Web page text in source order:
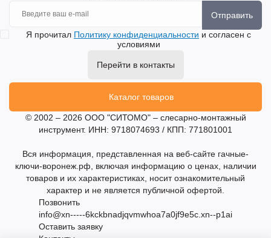
Отправить
Я прочитал Политику конфиденциальности и согласен с
условиями
Перейти в контакты
Каталог товаров
© 2002 – 2026 ООО "СИТОМО" – слесарно-монтажный
инструмент. ИНН: 9718074693 / КПП: 771801001
Вся информация, представленная на веб-сайте гачные-
ключи-воронеж.рф, включая информацию о ценах, наличии
товаров и их характеристиках, носит ознакомительный
характер и не является публичной офертой.
Позвонить
info@xn-----6kckbnadjqvmwhoa7a0jf9e5c.xn--p1ai
Оставить заявку